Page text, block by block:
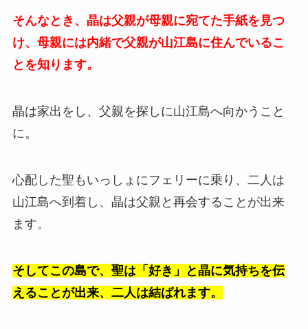
そんなとき、晶は父親が母親に宛てた手紙を見つ
け、母親には内緒で父親が山江島に住んでいるこ
とを知ります。
晶は家出をし、父親を探しに山江島へ向かうこと
に。
心配した聖もいっしょにフェリーに乗り、二人は
山江島へ到着し、晶は父親と再会することが出来
ます。
そしてこの島で、聖は「好き」と晶に気持ちを伝
えることが出来、二人は結ばれます。